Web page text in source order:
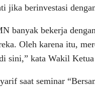
jika berinvestasi
banyak bekerja
Oleh karena itu,
sini,” kata Wakil
saat seminar